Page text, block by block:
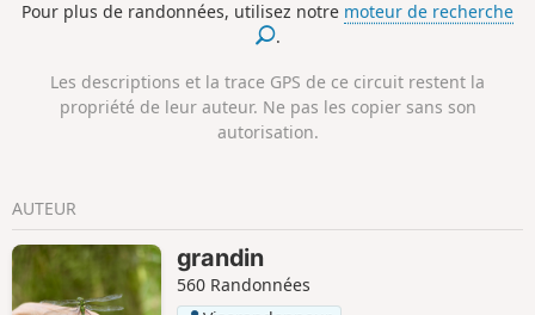
circuits, pour le balisage et l'entretien.
Pour plus de randonnées, utilisez notre moteur de recherche
.
Les descriptions et la trace GPS de ce circuit restent la
propriété de leur auteur. Ne pas les copier sans son
autorisation.
AUTEUR
grandin
560 Randonnées